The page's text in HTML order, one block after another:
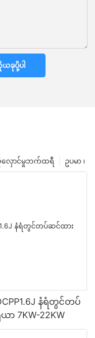
ခုပို့ပါ
ဥပမာ ၊
သိုလှောင်မှုဘက်ထရီ
နံရံတွင်တပ်
7KW-22KW